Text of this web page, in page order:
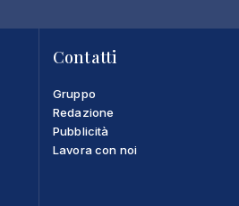
Contatti
Gruppo
Redazione
Pubblicità
Lavora con noi